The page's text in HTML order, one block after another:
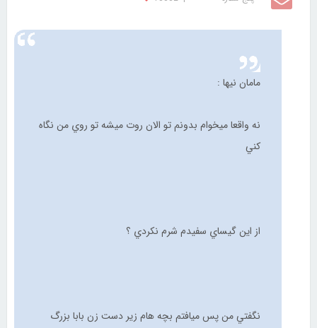
مامان نيها :
نه واقعا ميخوام بدونم تو الان روت ميشه تو روي من نگاه
كني
از اين گيساي سفيدم شرم نكردي ؟
نگفتي من پس ميافتم بچه هام زير دست زن بابا بزرگ